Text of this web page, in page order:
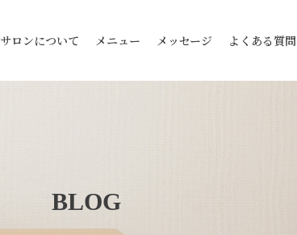
サロンについて メニュー メッセージ よくある質問
BLOG